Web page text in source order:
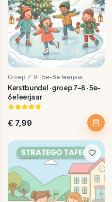
Groep 7-8 · 5e-6e leerjaar
Kerstbundel · groep 7-8 · 5e-
6e leerjaar
€ 7,99